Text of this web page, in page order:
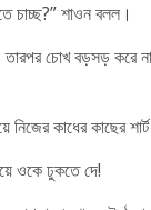
চাচ্ছ?” শাওন বলল।
চোখ বড়সড় করে
নিজের কাধের কাছের
ওকে ঢুকতে দে!